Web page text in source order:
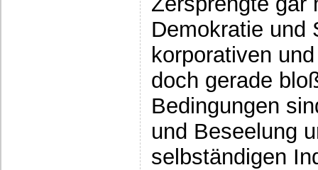
Demokratie und
korporativen
doch gerade
Bedingungen
und Beseelung
selbständigen